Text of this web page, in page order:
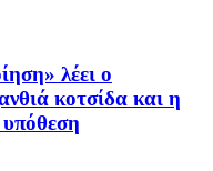
λέει ο
κοτσίδα και η
υπόθεση